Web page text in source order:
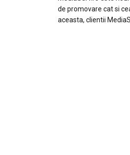
de promovare cat si
aceasta, clientii